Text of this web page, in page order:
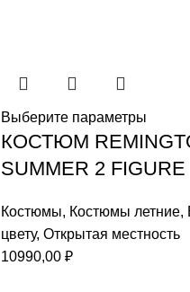
Выберите параметры
КОСТЮМ
SUMMER 2 FIGURE
Костюмы, Костюмы летние,
цвету, Открытая местность
10990,00 ₽